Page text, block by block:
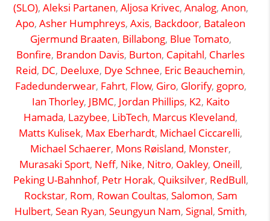
(SLO), Aleksi Partanen, Aljosa Krivec, Analog, Anon,
Apo, Asher Humphreys, Axis, Backdoor, Bataleon
Gjermund Braaten, Billabong, Blue Tomato,
Bonfire, Brandon Davis, Burton, Capitahl, Charles
Reid, DC, Deeluxe, Dye Schnee, Eric Beauchemin,
Fadedunderwear, Fahrt, Flow, Giro, Glorify, gopro,
Ian Thorley, JBMC, Jordan Phillips, K2, Kaito
Hamada, Lazybee, LibTech, Marcus Kleveland,
Matts Kulisek, Max Eberhardt, Michael Ciccarelli,
Michael Schaerer, Mons Røisland, Monster,
Murasaki Sport, Neff, Nike, Nitro, Oakley, Oneill,
Peking U-Bahnhof, Petr Horak, Quiksilver, RedBull,
Rockstar, Rom, Rowan Coultas, Salomon, Sam
Hulbert, Sean Ryan, Seungyun Nam, Signal, Smith,